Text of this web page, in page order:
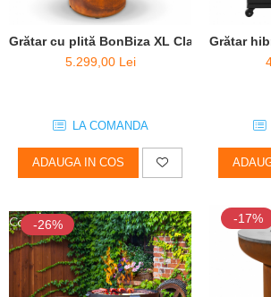
Grătar cu plită BonBiza XL Clasic - D
5.299,00 Lei
LA COMANDA
ADAUGA IN COS
Grătar
-26% -17%